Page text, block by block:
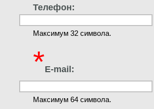
Телефон:
Максимум 32 символа.
*E-mail:
Максимум 64 символа.